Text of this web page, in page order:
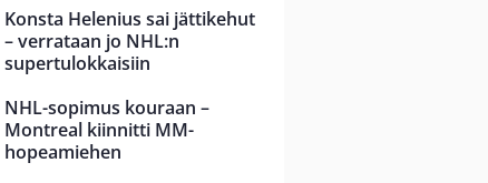
Konsta Helenius sai jättikehut
– verrataan jo NHL:n
supertulokkaisiin
NHL-sopimus kouraan –
Montreal kiinnitti MM-
hopeamiehen